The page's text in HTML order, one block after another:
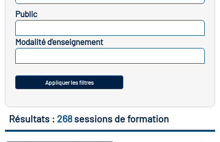
des secteurs(en
construction)
Public
Modalité d'enseignement
Appliquer les filtres
Résultats : 268 sessions de formation